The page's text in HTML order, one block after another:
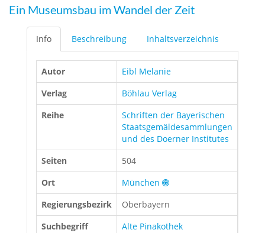
Ein Museumsbau im Wandel der Zeit
Info Beschreibung Inhaltsverzeichnis
Autor
Eibl Melanie
Verlag
Böhlau Verlag
Reihe
Schriften der Bayerischen
Staatsgemäldesammlungen
und des Doerner Institutes
Seiten
504
Ort
München
Regierungsbezirk
Oberbayern
Suchbegriff
Alte Pinakothek